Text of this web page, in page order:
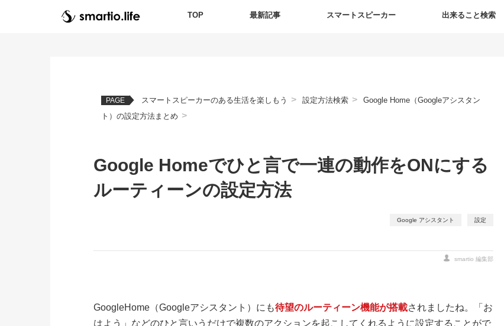
TOP 最新記事 スマートスピーカー 出来ること検索
PAGE スマートスピーカーのある生活を楽しもう > 設定方法検索 >
Google Home（Googleアシスタン
ト）の設定方法まとめ >
Google Homeでひと言で一連の動作をONにする
ルーティーンの設定方法
Google アシスタント 設定
smartio 編集部
GoogleHome（Googleアシスタント）にも待望のルーティーン機能が搭載されましたね。「お
はよう」などのひと言いうだけで複数のアクションを起こしてくれるように設定することがで